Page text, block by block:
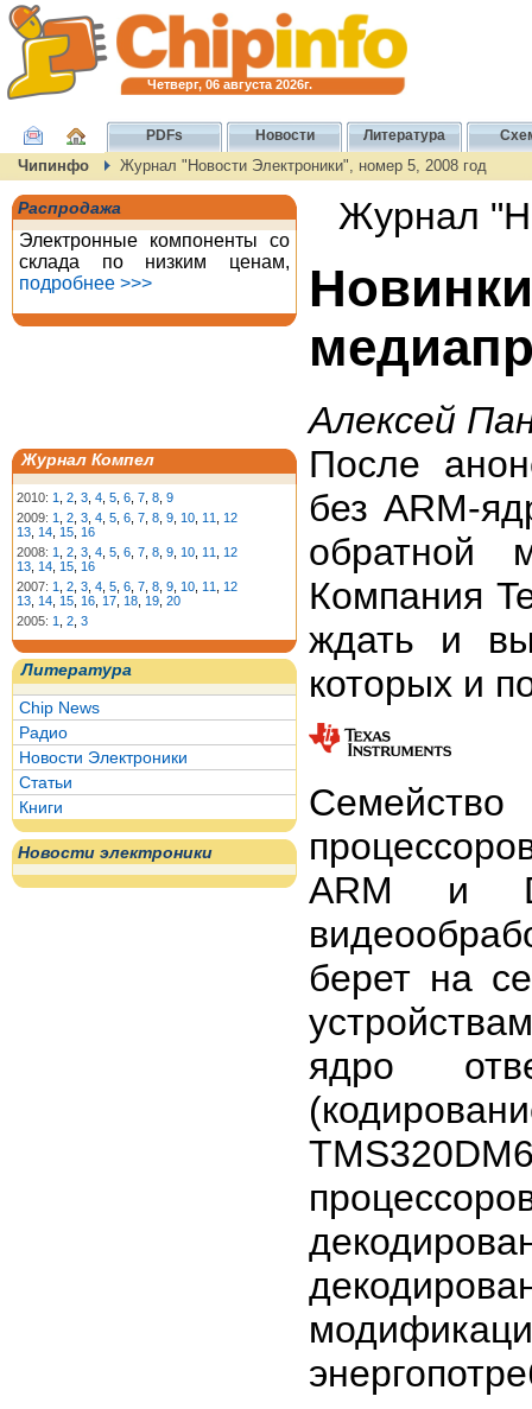
Четверг, 06 августа 2026г.
PDFs Новости Литература
Чипинфо Журнал "Новости Электроники", номер 5, 2008 год
Распродажа
Электронные компоненты со
склада по низким ценам,
подробнее >>>
Журнал Компел
2010: 1 2 3 4 5 6 7 8 9
2009: 1 2 3 4 5 6 7 8 9 10 11
12
13 14 15 16
2008: 1 2 3 4 5 6 7 8 9 10 11
12
13 14 15 16
2007: 1 2 3 4 5 6 7 8 9 10 11
12
13 14 15 16 17 18 19 20
2005: 1 2 3
Литература
Chip News
Радио
Новости Электроники
Статьи
Книги
Новости электроники
Журнал
Алексей
После
без ARM-
обратной
Компания
ждать и
которых и
ARM и
берет на
ядро